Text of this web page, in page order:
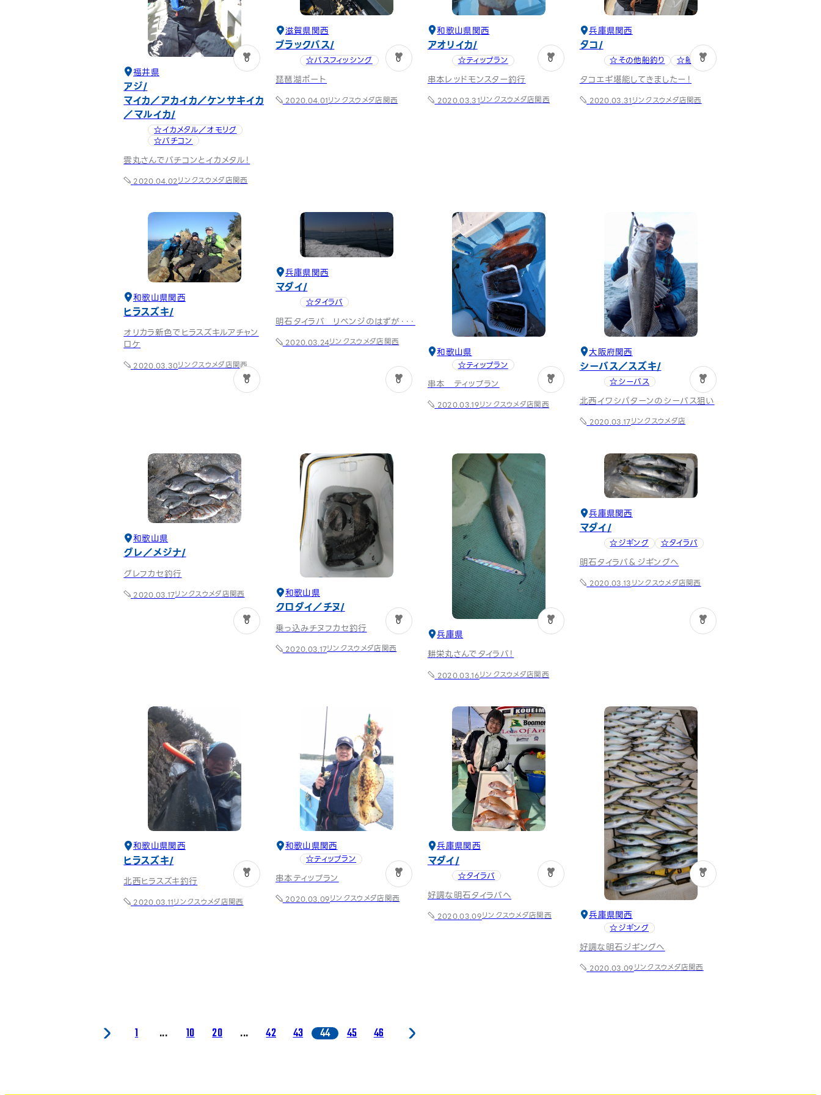
福井県
アジ
マイカ／アカイカ／ケンサキイカ
／マルイカ
☆イカメタル／オモリグ
☆バチコン
雲丸さんでバチコンとイカメタル！
2020.04.02リンクスウメダ店関西
0
滋賀県関西
ブラックバス
☆バスフィッシング
琵琶湖ボート
2020.04.01リンクスウメダ店関西
0
和歌山県関西
アオリイカ
☆ティップラン
串本レッドモンスター釣行
2020.03.31リンクスウメダ店関西
0
兵庫県関西
タコ
☆その他船釣り ☆船タコ
タコエギ堪能してきましたー！
2020.03.31リンクスウメダ店関西
0
和歌山県関西
ヒラスズキ
オリカラ新色でヒラスズキルアチャン
ロケ
2020.03.30リンクスウメダ店関西
0
兵庫県関西
マダイ
☆タイラバ
明石タイラバ リベンジのはずが・・・
2020.03.24リンクスウメダ店関西
0
和歌山県
☆ティップラン
串本 ティップラン
2020.03.19リンクスウメダ店関西
0
大阪府関西
シーバス／スズキ
☆シーバス
北西イワシパターンのシーバス狙い
2020.03.17リンクスウメダ店
0
和歌山県
グレ／メジナ
グレフカセ釣行
2020.03.17リンクスウメダ店関西
0
和歌山県
クロダイ／チヌ
乗っ込みチヌフカセ釣行
2020.03.17リンクスウメダ店関西
0
兵庫県
耕栄丸さんでタイラバ！
2020.03.16リンクスウメダ店関西
0
兵庫県関西
マダイ
☆ジギング ☆タイラバ
明石タイラバ＆ジギングへ
2020.03.13リンクスウメダ店関西
0
和歌山県関西
ヒラスズキ
北西ヒラスズキ釣行
2020.03.11リンクスウメダ店関西
0
和歌山県関西
☆ティップラン
串本ティップラン
2020.03.09リンクスウメダ店関西
0
兵庫県関西
マダイ
☆タイラバ
好調な明石タイラバへ
2020.03.09リンクスウメダ店関西
0
兵庫県関西
☆ジギング
好調な明石ジギングへ
2020.03.09リンクスウメダ店関西
0
1 ... 10 20 ... 42 43 44 45 46